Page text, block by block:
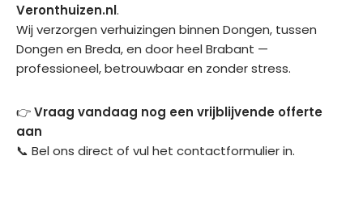
Veronthuizen.nl.
Wij verzorgen verhuizingen binnen Dongen, tussen
Dongen en Breda, en door heel Brabant —
professioneel, betrouwbaar en zonder stress.
👉Vraag vandaag nog een vrijblijvende offerte
aan
📞 Bel ons direct of vulhet contactformulierin.